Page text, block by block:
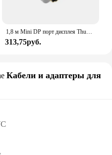
1,8 м Mini DP порт дисплея Thunderbolt 2 для HDMI-совместимого кабеля Pro адаптер с золотым покрытием для Macbook Mini IMac
313,75руб.
Кабели и адаптеры для